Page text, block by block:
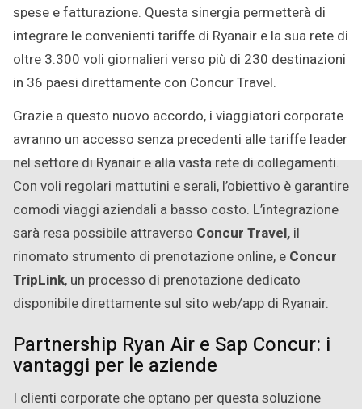
spese e fatturazione. Questa sinergia permetterà di
integrare le convenienti tariffe di Ryanair e la sua rete di
oltre 3.300 voli giornalieri verso più di 230 destinazioni
in 36 paesi direttamente con Concur Travel.
Grazie a questo nuovo accordo, i viaggiatori corporate
avranno un accesso senza precedenti alle tariffe leader
nel settore di Ryanair e alla vasta rete di collegamenti.
Con voli regolari mattutini e serali, l’obiettivo è garantire
comodi viaggi aziendali a basso costo. L’integrazione
sarà resa possibile attraverso Concur Travel, il
rinomato strumento di prenotazione online, e Concur
TripLink, un processo di prenotazione dedicato
disponibile direttamente sul sito web/app di Ryanair.
Partnership Ryan Air e Sap Concur: i
vantaggi per le aziende
I clienti corporate che optano per questa soluzione